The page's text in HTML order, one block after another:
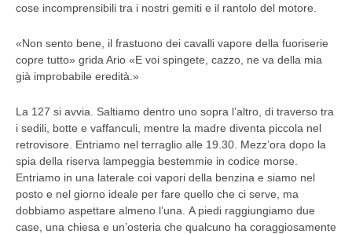
cose incomprensibili tra i nostri gemiti e il rantolo del motore.
«Non sento bene, il frastuono dei cavalli vapore della fuoriserie
copre tutto» grida Ario «E voi spingete, cazzo, ne va della mia
già improbabile eredità.»
La 127 si avvia. Saltiamo dentro uno sopra l’altro, di traverso tra
i sedili, botte e vaffanculi, mentre la madre diventa piccola nel
retrovisore. Entriamo nel terraglio alle 19.30. Mezz’ora dopo la
spia della riserva lampeggia bestemmie in codice morse.
Entriamo in una laterale coi vapori della benzina e siamo nel
posto e nel giorno ideale per fare quello che ci serve, ma
dobbiamo aspettare almeno l’una. A piedi raggiungiamo due
case, una chiesa e un’osteria che qualcuno ha coraggiosamente